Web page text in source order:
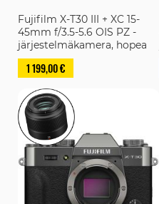
Fujifilm X-T30 III + XC 15-
45mm f/3.5-5.6 OIS PZ -
järjestelmäkamera, hopea
1 199,00 €